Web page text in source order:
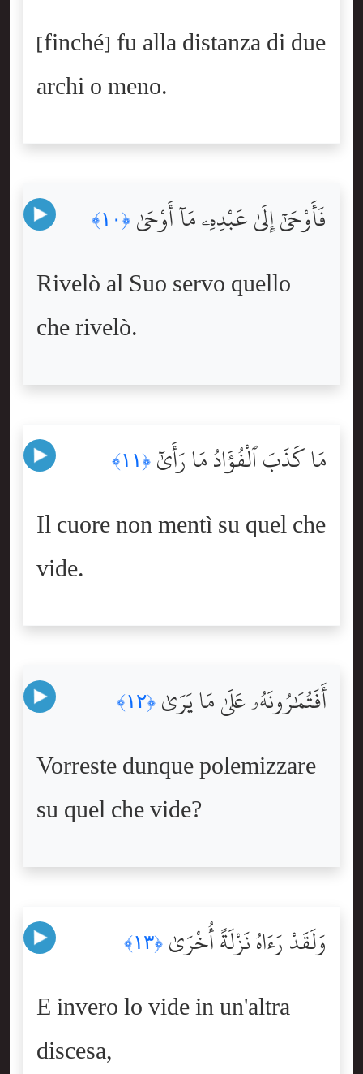
[finché] fu alla distanza di due
archi o meno.
فَأَوْحَىٰٓ إِلَىٰ عَبْدِهِۦ مَآ أَوْحَىٰ ﴿١٠﴾
Rivelò al Suo servo quello
che rivelò.
مَا كَذَبَ ٱلْفُؤَادُ مَا رَأَىٰٓ ﴿١١﴾
Il cuore non mentì su quel che
vide.
أَفَتُمَٰرُونَهُۥ عَلَىٰ مَا يَرَىٰ ﴿١٢﴾
Vorreste dunque polemizzare
su quel che vide?
وَلَقَدْ رَءَاهُ نَزْلَةً أُخْرَىٰ ﴿١٣﴾
E invero lo vide in un'altra
discesa,